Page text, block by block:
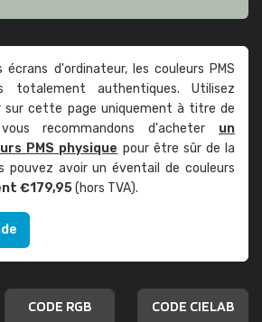
écrans d'ordinateur, les couleurs PMS
totalement authentiques. Utilisez
sur cette page uniquement à titre de
recommandons d'acheter un
PMS physique pour être sûr de la
pouvez avoir un éventail de couleurs
€179,95(hors TVA).
CODE RGB CODE CIELAB